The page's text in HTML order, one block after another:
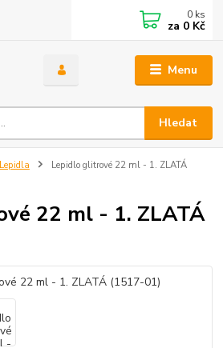
Menu
Hledat
0 ks
za 0 Kč
Lepidla
Lepidlo glitrové 22 ml - 1. ZLATÁ
22 ml - 1. ZLATÁ